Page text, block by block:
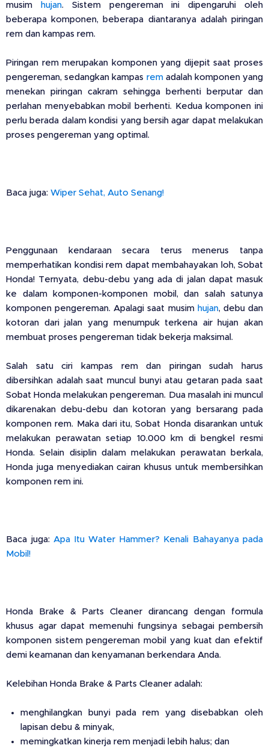
musim
hujan. Sistem pengereman ini dipengaruhi oleh
beberapa komponen, beberapa diantaranya adalah piringan
rem dan kampas rem.
Piringan rem merupakan komponen yang dijepit saat proses
pengereman, sedangkan kampas rem adalah komponen yang
menekan piringan cakram sehingga berhenti berputar dan
perlahan menyebabkan mobil berhenti. Kedua komponen ini
perlu berada dalam kondisi yang bersih agar dapat melakukan
proses pengereman yang optimal.
Baca juga: Wiper Sehat, Auto Senang!
Penggunaan kendaraan secara terus menerus tanpa
memperhatikan kondisi rem dapat membahayakan loh, Sobat
Honda! Ternyata, debu-debu yang ada di jalan dapat masuk
ke dalam komponen-komponen mobil, dan salah satunya
komponen pengereman. Apalagi saat musim hujan, debu dan
kotoran dari jalan yang menumpuk terkena air hujan akan
membuat proses pengereman tidak bekerja maksimal.
Salah satu ciri kampas rem dan piringan sudah harus
dibersihkan adalah saat muncul bunyi atau getaran pada saat
Sobat Honda melakukan pengereman. Dua masalah ini muncul
dikarenakan debu-debu dan kotoran yang bersarang pada
komponen rem. Maka dari itu, Sobat Honda disarankan untuk
melakukan perawatan setiap 10.000 km di bengkel resmi
Honda. Selain disiplin dalam melakukan perawatan berkala,
Honda juga menyediakan cairan khusus untuk membersihkan
komponen rem ini.
Baca juga: Apa Itu Water Hammer? Kenali Bahayanya pada
Mobil!
Honda Brake & Parts Cleaner dirancang dengan formula
khusus agar dapat memenuhi fungsinya sebagai pembersih
komponen sistem pengereman mobil yang kuat dan efektif
demi keamanan dan kenyamanan berkendara Anda.
Kelebihan Honda Brake & Parts Cleaner adalah:
menghilangkan bunyi pada rem yang disebabkan oleh
lapisan debu & minyak,
memingkatkan kinerja rem menjadi lebih halus; dan